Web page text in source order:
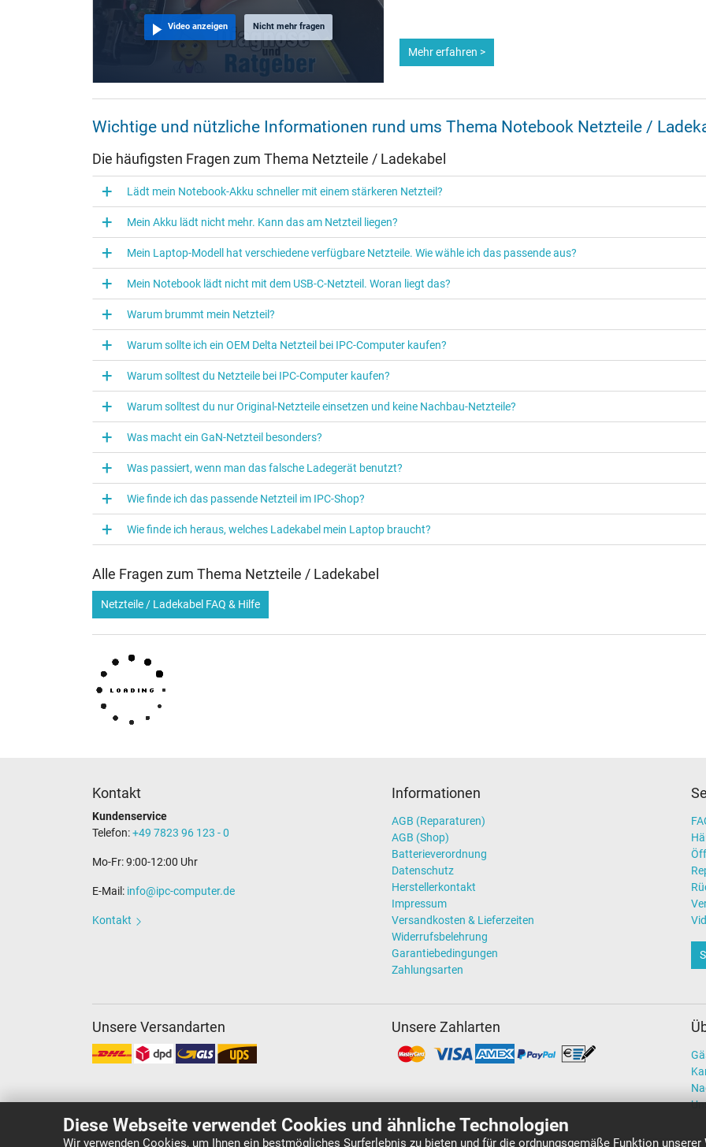
Diese Webseite verwendet Cookies und ähnliche Technologien
Wir verwenden Cookies, um Ihnen ein bestmögliches Surferlebnis zu bieten und für die ordnungsgemäße Funktion unserer
Länge Anschlusskabel (m) (ca.)
Prüfsiegel
TÜV Argentina Certificado
TÜV Geprüfte Sicherheit
UL Listed
Ukraine Safety
Kategorisierung
Kategorie
Netzteil
Verwendung
Notebook / Laptop
Video anzeigen Nicht mehr fragen
Mehr erfahren >
Wichtige und nützliche Informationen rund ums Thema Notebook Netzteile /
Die häufigsten Fragen zum Thema Netzteile / Ladekabel
Lädt mein Notebook-Akku schneller mit einem stärkeren Netzteil?
Mein Akku lädt nicht mehr. Kann das am Netzteil liegen?
Mein Laptop-Modell hat verschiedene verfügbare Netzteile. Wie wähle ich das passende aus?
Mein Notebook lädt nicht mit dem USB-C-Netzteil. Woran liegt das?
Warum brummt mein Netzteil?
Warum sollte ich ein OEM Delta Netzteil bei IPC‑Computer kaufen?
Warum solltest du Netzteile bei IPC‑Computer kaufen?
Warum solltest du nur Original-Netzteile einsetzen und keine Nachbau-Netzteile?
Was macht ein GaN-Netzteil besonders?
Was passiert, wenn man das falsche Ladegerät benutzt?
Wie finde ich das passende Netzteil im IPC-Shop?
Wie finde ich heraus, welches Ladekabel mein Laptop braucht?
Alle Fragen zum Thema Netzteile / Ladekabel
Netzteile / Ladekabel FAQ & Hilfe
Kontakt
Kundenservice
Telefon:+49 7823 96 123 - 0
Mo-Fr: 9:00-12:00 Uhr
E-Mail: info@ipc-computer.de
Kontakt
Informationen
AGB (Reparaturen)
AGB (Shop)
Batterieverordnung
Datenschutz
Herstellerkontakt
Impressum
Versandkosten & Lieferzeiten
Widerrufsbelehrung
Garantiebedingungen
Zahlungsarten
Unsere Versandarten Unsere Zahlarten